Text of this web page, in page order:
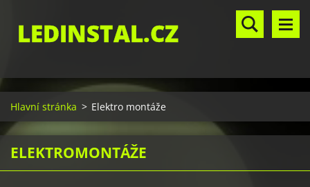
LEDINSTAL.CZ
Hlavní stránka > Elektro montáže
ELEKTROMONTÁŽE